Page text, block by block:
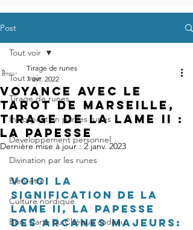
Post
Tout voir
Tirage de runes
Introspection par les runes
Développement personnel
Divination par les runes
Bien-être
Culture nordique
Bon, Carte ou Chèque cadeau
Tout voir
Voyance avec le
Tarot de Marseille,
Tirage de la lame II :
La Papesse
Tirage de runes
7 avr. 2022
Dernière mise à jour :2 janv. 2023
Voici la
signification de la
lame II, la Papesse
des Arcanes majeurs: